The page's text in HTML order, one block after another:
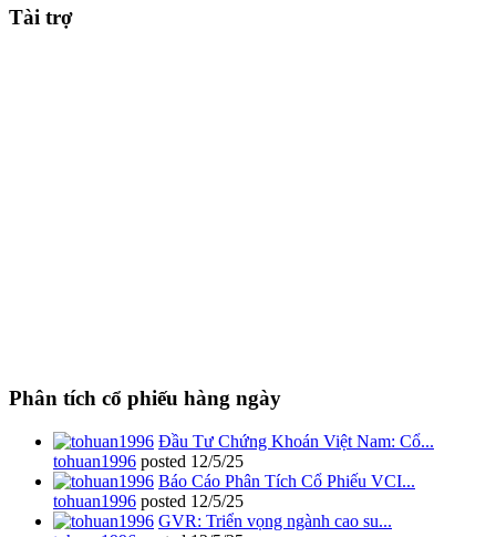
Tài trợ
Phân tích cổ phiếu hàng ngày
Đầu Tư Chứng Khoán Việt Nam: Cổ...
tohuan1996 posted 12/5/25
Báo Cáo Phân Tích Cổ Phiếu VCI...
tohuan1996 posted 12/5/25
GVR: Triển vọng ngành cao su...